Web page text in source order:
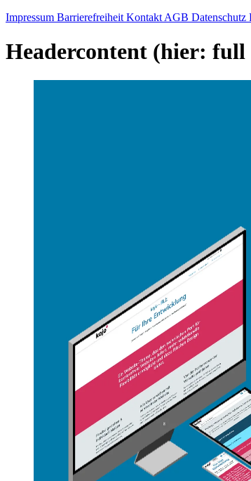
Impressum Barrierefreiheit Kontakt AGB Datenschutz
Headercontent (hier: full